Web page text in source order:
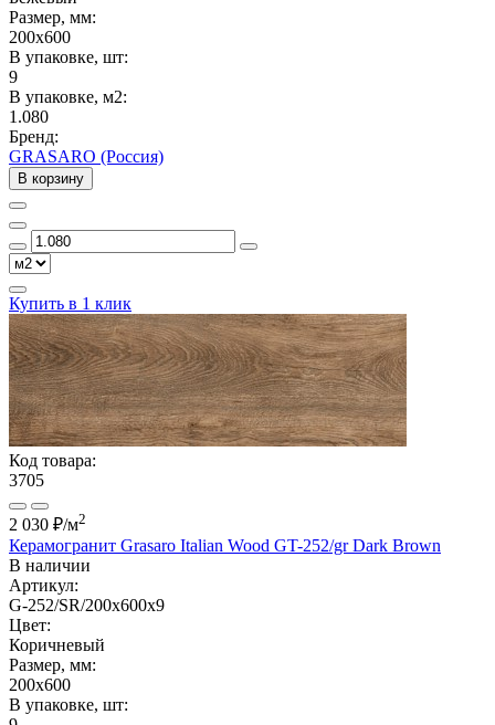
Размер, мм:
200x600
В упаковке, шт:
9
В упаковке, м2:
1.080
Бренд:
GRASARO (Россия)
В корзину
Купить в 1 клик
Код товара:
3705
2 030 ₽/м2
Керамогранит Grasaro Italian Wood GT-252/gr Dark Brown
В наличии
Артикул:
G-252/SR/200x600x9
Цвет:
Коричневый
Размер, мм:
200x600
В упаковке, шт: